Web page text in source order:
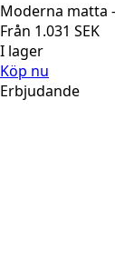
Moderna matta
Från 1.031 SEK
I lager
Köp nu
Erbjudande